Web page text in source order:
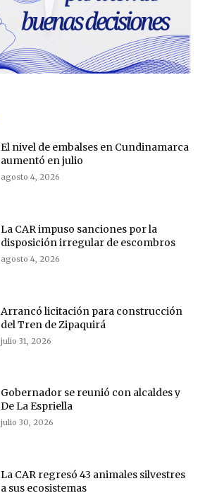
El nivel de embalses en Cundinamarca
aumentó en julio
agosto 4, 2026
La CAR impuso sanciones por la
disposición irregular de escombros
agosto 4, 2026
Arrancó licitación para construcción
del Tren de Zipaquirá
julio 31, 2026
Gobernador se reunió con alcaldes y
De La Espriella
julio 30, 2026
La CAR regresó 43 animales silvestres
a sus ecosistemas